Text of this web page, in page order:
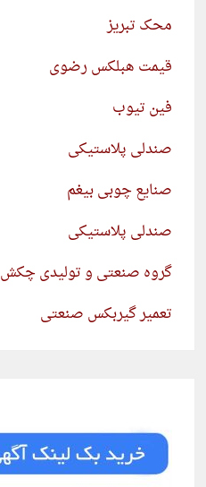
محک تبریز
قیمت هبلکس رضوی
فین تیوب
صندلی پلاستیکی
صنایع چوبی بیغم
صندلی پلاستیکی
گروه صنعتی و تولیدی چکش
تعمیر گیربکس صنعتی